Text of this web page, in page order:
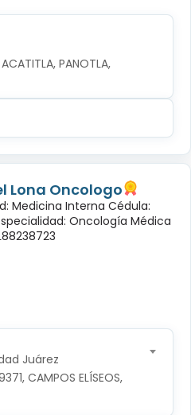
PANOTLA,
Lona Oncologo
Medicina Interna Cédula:
Oncología Médica
Juárez
CAMPOS ELÍSEOS,